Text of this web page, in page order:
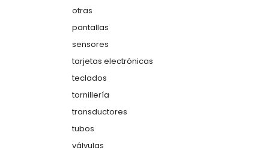
otras
pantallas
sensores
tarjetas electrónicas
teclados
tornillería
transductores
tubos
válvulas